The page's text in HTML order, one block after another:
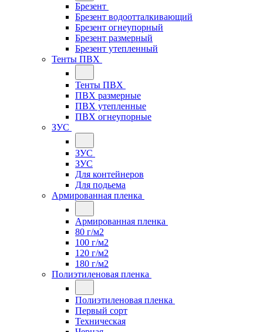
Брезент
Брезент водоотталкивающий
Брезент огнеупорный
Брезент размерный
Брезент утепленный
Тенты ПВХ
Тенты ПВХ
ПВХ размерные
ПВХ утепленные
ПВХ огнеупорные
ЗУС
ЗУС
ЗУС
Для контейнеров
Для подьема
Армированная пленка
Армированная пленка
80 г/м2
100 г/м2
120 г/м2
180 г/м2
Полиэтиленовая пленка
Полиэтиленовая пленка
Первый сорт
Техническая